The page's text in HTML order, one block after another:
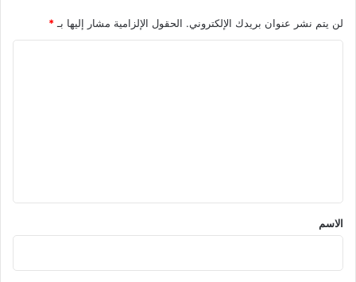
لن يتم نشر عنوان بريدك الإلكتروني. الحقول الإلزامية مشار إليها بـ *
*
الاسم